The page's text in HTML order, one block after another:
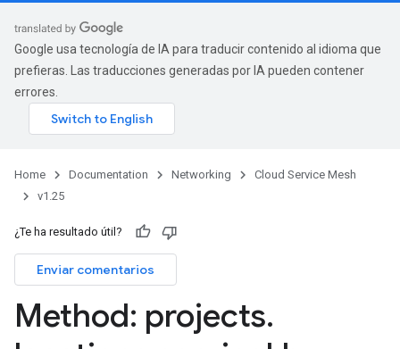
Google usa tecnología de IA para traducir contenido al idioma que
prefieras. Las traducciones generadas por IA pueden contener
errores.
Home Documentation Networking
Cloud Service Mesh
v1.25
¿Te ha resultado útil?
Enviar comentarios
Method: projects.